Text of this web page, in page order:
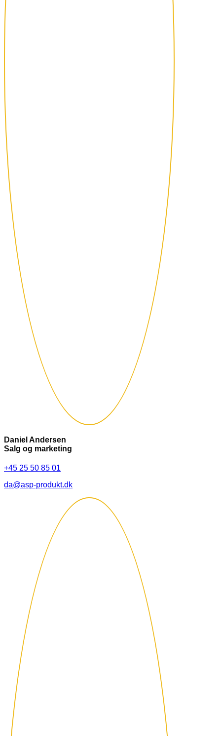
Daniel Andersen
Salg og marketing
+45 25 50 85 01
da@asp-produkt.dk